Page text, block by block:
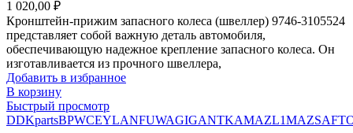
1 020,00 ₽
Кронштейн-прижим запасного колеса (швеллер) 9746-3105524
представляет собой важную деталь автомобиля,
обеспечивающую надежное крепление запасного колеса. Он
изготавливается из прочного швеллера,
Добавить в избранное
В корзину
Быстрый просмотр
DDKpartsBPWCEYLANFUWAGIGANTKAMAZL1MAZSAF